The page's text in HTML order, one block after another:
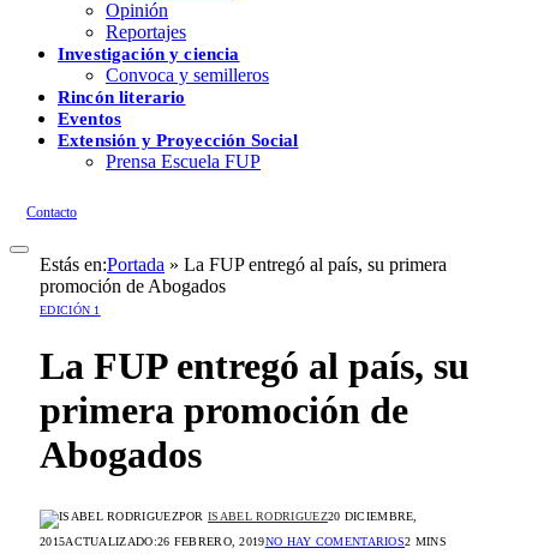
Opinión
Reportajes
Investigación y ciencia
Convoca y semilleros
Rincón literario
Eventos
Extensión y Proyección Social
Prensa Escuela FUP
Contacto
Estás en:Portada » La FUP entregó al país, su primera
promoción de Abogados
EDICIÓN 1
La FUP entregó al país, su
primera promoción de
Abogados
POR ISABEL RODRIGUEZ20 DICIEMBRE,
2015ACTUALIZADO:26 FEBRERO, 2019NO HAY COMENTARIOS2 MINS